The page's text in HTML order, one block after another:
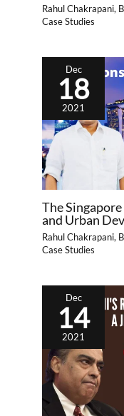
Rahul Chakrapani,
Case Studies
Dec
18
2021
The
and Urban
Rahul Chakrapani,
Case Studies
Dec
14
2021